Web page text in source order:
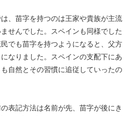
、苗字を持つのは王家や貴族が主流
せんでした。スペインも同様でした
でも苗字を持つようになると、父方
なりました。スペインの支配下にあ
自然とその習慣に追従していったの
表記方法は名前が先、苗字が後にき